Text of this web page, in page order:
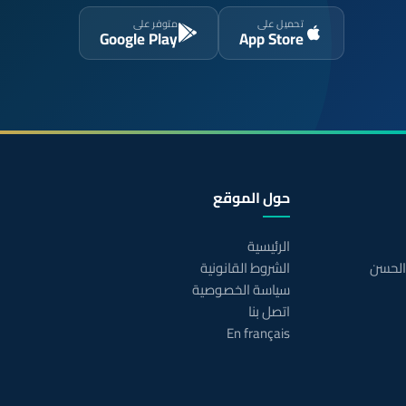
تحميل على
App Store
متوفر على
Google Play
حول الموقع
الرئيسية
الشروط القانونية
سياسة الخصوصية
اتصل بنا
En français